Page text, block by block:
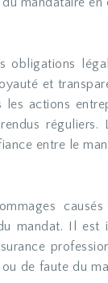
obligations
et
actions
réguliers.
entre le
mandat. Il est
de faute du